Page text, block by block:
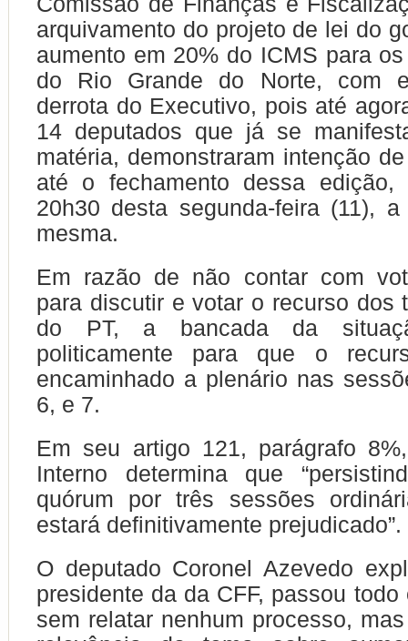
arquivamento do projeto de lei do
aumento em 20% do ICMS para
do Rio Grande do Norte, com
derrota do Executivo, pois até
14 deputados que já se
matéria, demonstraram intenção
até o fechamento dessa
20h30 desta segunda-feira (11),
mesma.
Em razão de não contar com
para discutir e votar o recurso dos
do PT, a bancada da
politicamente para que o
encaminhado a plenário nas
6, e 7.
Em seu artigo 121, parágrafo
Interno determina que
quórum por três sessões
estará definitivamente prejudicado”.
O deputado Coronel Azevedo
presidente da da CFF, passou
sem relatar nenhum processo,